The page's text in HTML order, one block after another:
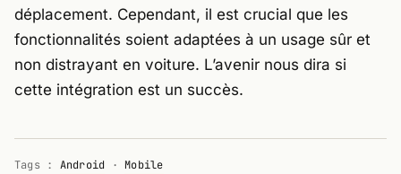
déplacement. Cependant, il est crucial que les
fonctionnalités soient adaptées à un usage sûr et
non distrayant en voiture. L’avenir nous dira si
cette intégration est un succès.
Tags : Android · Mobile